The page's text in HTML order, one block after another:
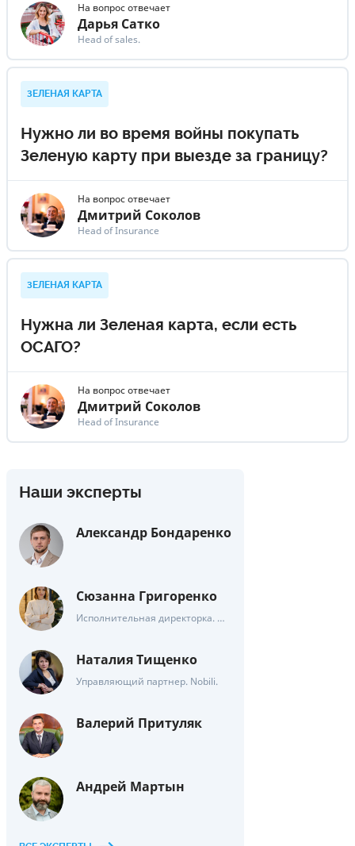
На вопрос отвечает
Дарья Сатко
Head of sales.
ЗЕЛЕНАЯ КАРТА
Нужно ли во время войны покупать
Зеленую карту при выезде за границу?
На вопрос отвечает
Дмитрий Соколов
Head of Insurance
ЗЕЛЕНАЯ КАРТА
Нужна ли Зеленая карта, если есть
ОСАГО?
На вопрос отвечает
Дмитрий Соколов
Head of Insurance
Наши эксперты
Александр Бондаренко
Сюзанна Григоренко
Исполнительная директорка. Насіннєва асоціація України.
Наталия Тищенко
Управляющий партнер. Nobili.
Валерий Притуляк
Андрей Мартын